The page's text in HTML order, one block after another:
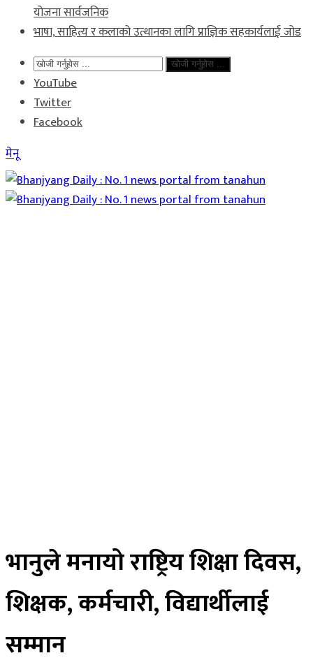
योजना सार्वजनिक
भाषा, साहित्य र कलाको उत्थानका लागि प्राज्ञिक सहकार्यलाई जोड
खोजी गर्नुहोस ...
YouTube
Twitter
Facebook
मेनू
भानुले मनायो राष्ट्रिय शिक्षा दिवस,
शिक्षक, कर्मचारी, विद्यार्थीलाई
सम्मान